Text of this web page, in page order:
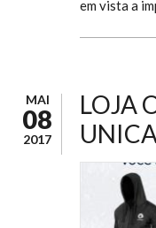
em vista a
MAI
08
2017
LOJA